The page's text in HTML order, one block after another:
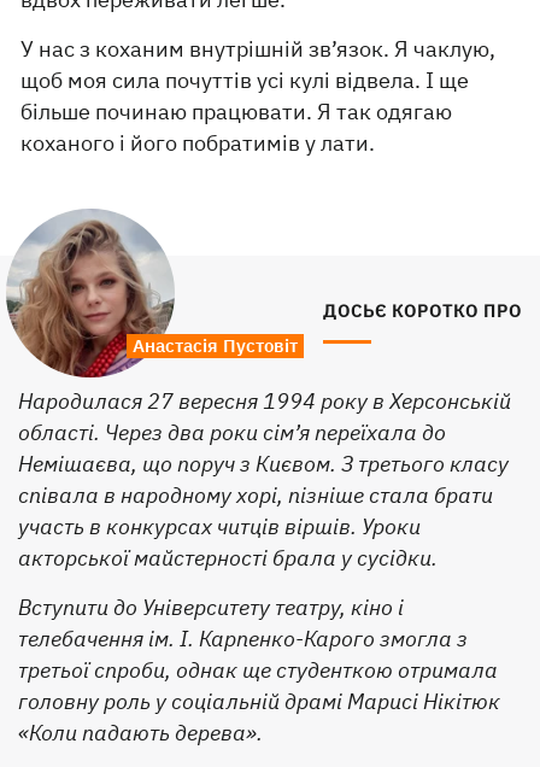
У нас з коханим внутрішній зв’язок. Я чаклую,
щоб моя сила почуттів усі кулі відвела. І ще
більше починаю працювати. Я так одягаю
коханого і його побратимів у лати.
Анастасія Пустовіт
ДОСЬЄ КОРОТКО ПРО
Народилася 27 вересня 1994 року в Херсонській
області. Через два роки сім’я переїхала до
Немішаєва, що поруч з Києвом. З третього класу
співала в народному хорі, пізніше стала брати
участь в конкурсах читців віршів. Уроки
акторської майстерності брала у сусідки.
Вступити до Університету театру, кіно і
телебачення ім. І. Карпенко-Карого змогла з
третьої спроби, однак ще студенткою отримала
головну роль у соціальній драмі Марисі Нікітюк
«Коли падають дерева».